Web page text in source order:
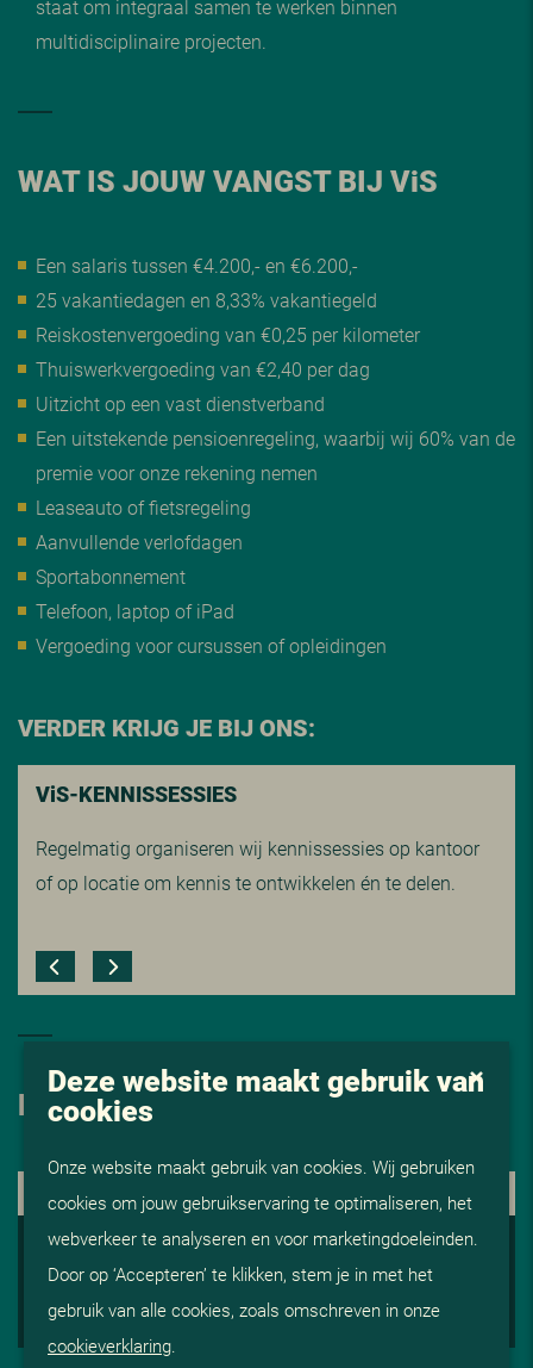
staat om integraal samen te werken binnen
multidisciplinaire projecten.
WAT IS JOUW VANGST BIJ ViS
Een salaris tussen €4.200,- en €6.200,-
25 vakantiedagen en 8,33% vakantiegeld
Reiskostenvergoeding van €0,25 per kilometer
Thuiswerkvergoeding van €2,40 per dag
Uitzicht op een vast dienstverband
Een uitstekende pensioenregeling, waarbij wij 60% van de
premie voor onze rekening nemen
Leaseauto of fietsregeling
Aanvullende verlofdagen
Sportabonnement
Telefoon, laptop of iPad
Vergoeding voor cursussen of opleidingen
VERDER KRIJG JE BIJ ONS:
ViS-KENNISSESSIES
Regelmatig organiseren wij kennissessies op kantoor
of op locatie om kennis te ontwikkelen én te delen.
HOE NU VERDER
1. KENNISMAKING
2. ADVISERING EN AFSTEMMING
3. OP GESPREK
4. START BIJ V
Deze website maakt gebruik van
cookies
Onze website maakt gebruik van cookies. Wij gebruiken
cookies om jouw gebruikservaring te optimaliseren, het
webverkeer te analyseren en voor marketingdoeleinden.
Door op ‘Accepteren’ te klikken, stem je in met het
gebruik van alle cookies, zoals omschreven in onze
cookieverklaring